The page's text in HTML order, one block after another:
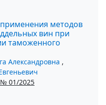
методов
вин при
таможенного
Александровна ,
01/2025